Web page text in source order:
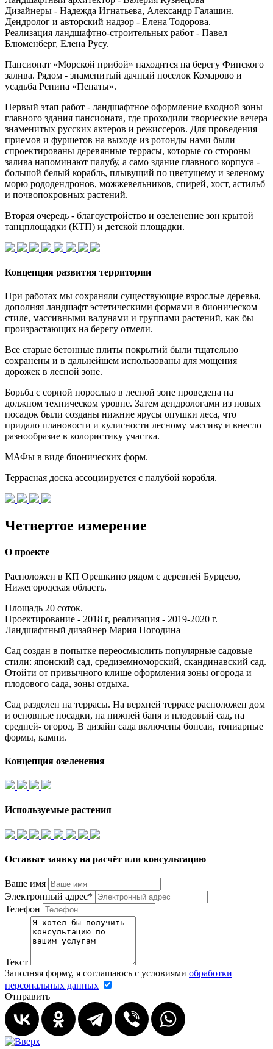
Дизайнеры - Надежда Игнатьева, Александр Галашин.
Дендролог и авторский надзор - Елена Тодорова.
Реализация ландшафтно-строительных работ - Павел
Блюменберг, Елена Русу.
Пансионат «Морской прибой» находится на берегу Финского
залива. Рядом - знаменитый дачный поселок Комарово и
усадьба Репина «Пенаты».
Первый этап работ - ландшафтное оформление входной зоны
главного здания пансионата, где проходили творческие вечера
знаменитых русских актеров и режиссеров. Для проведения
приемов и фуршетов на выходе из ротонды нами были
спроектированы деревянные террасы, которые со стороны
залива напоминают палубу, а само здание главного корпуса -
большой белый корабль, плывущий по цветущему и зеленому
морю рододендронов, можжевельников, спирей, хост, астильб
и почвопокровных растений.
Вторая очередь - благоустройство и озеленение зон крытой
танцплощадки (КТП) и детской площадки.
Концепция развития территории
При работах мы сохраняли существующие взрослые деревья,
дополняя ландшафт эстетическими формами в бионическом
стиле, массивными валунами и группами растений, как бы
произрастающих на берегу отмели.
Все старые бетонные плиты покрытий были тщательно
сохранены и в дальнейшем использованы для мощения
дорожек в лесной зоне.
Борьба с сорной порослью в лесной зоне проведена на
должном техническом уровне. Затем дендрологами из новых
посадок были созданы нижние ярусы опушки леса, что
придало плановости и кулисности лесному массиву и внесло
разнообразие в колористику участка.
МАФы в виде бионических форм.
Террасная доска ассоциируется с палубой корабля.
Четвертое измерение
О проекте
Расположен в КП Орешкино рядом с деревней Бурцево,
Нижегородская область.
Площадь 20 соток.
Проектирование - 2018 г, реализация - 2019-2020 г.
Ландшафтный дизайнер Мария Погодина
Сад создан в попытке переосмыслить популярные садовые
стили: японский сад, средиземноморский, скандинавский сад.
Отойти от привычного клише оформления зоны огорода и
плодового сада, зоны отдыха.
Сад разделен на террасы. На верхней террасе расположен дом
и основные посадки, на нижней баня и плодовый сад, на
средней- огород. В дизайн сада включены бонсаи, топиарные
формы, камни.
Концепция озеленения
Используемые растения
Оставьте заявку на расчёт или консультацию
Ваше имя
Электронный адрес*
Телефон
Текст
Заполняя форму, я соглашаюсь с условиями обработки
персональных данных
Отправить